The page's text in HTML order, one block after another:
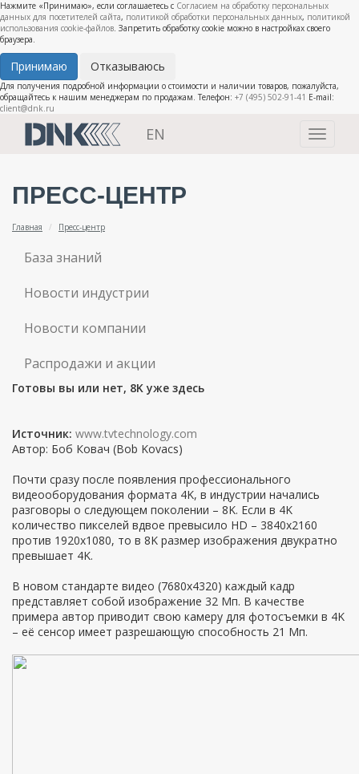
Нажмите «Принимаю», если соглашаетесь с Согласием на обработку персональных
данных для посетителей сайта, политикой обработки персональных данных, политикой
использования cookie-файлов. Запретить обработку cookie можно в настройках своего
браузера.
Принимаю Отказываюсь
Для получения подробной информации о стоимости и наличии товаров, пожалуйста,
обращайтесь к нашим менеджерам по продажам. Телефон: +7 (495) 502-91-41 E-mail:
client@dnk.ru
Toggle
EN
ПРЕСС-ЦЕНТР
Главная Пресс-центр
База знаний
Новости индустрии
Новости компании
Распродажи и акции
Готовы вы или нет, 8K уже здесь
Источник: www.tvtechnology.com
Автор: Боб Ковач (Bob Kovacs)
Почти сразу после появления профессионального
видеооборудования формата 4K, в индустрии начались
разговоры о следующем поколении – 8K. Если в 4K
количество пикселей вдвое превысило HD – 3840х2160
против 1920х1080, то в 8K размер изображения двукратно
превышает 4K.
В новом стандарте видео (7680x4320) каждый кадр
представляет собой изображение 32 Мп. В качестве
примера автор приводит свою камеру для фотосъемки в 4K
– её сенсор имеет разрешающую способность 21 Мп.